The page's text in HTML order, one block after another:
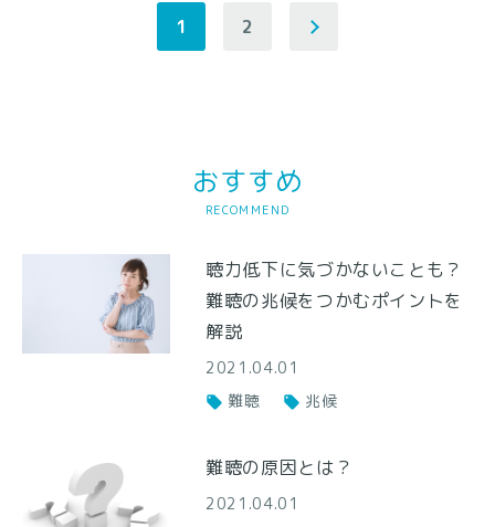
1 2
おすすめ
RECOMMEND
聴力低下に気づかないことも？
難聴の兆候をつかむポイントを
解説
2021.04.01
難聴
兆候
難聴の原因とは？
2021.04.01